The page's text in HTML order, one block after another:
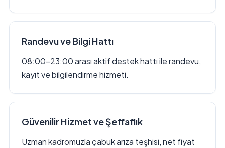
Randevu ve Bilgi Hattı
08:00–23:00 arası aktif destek hattı ile randevu,
kayıt ve bilgilendirme hizmeti.
Güvenilir Hizmet ve Şeffaflık
Uzman kadromuzla çabuk arıza teşhisi, net fiyat